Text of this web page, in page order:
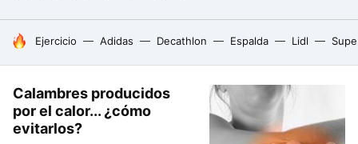
HOY SE HABLA DE
Ejercicio Adidas Decathlon Espalda Lidl
Calambres producidos
por el calor... ¿cómo
evitarlos?